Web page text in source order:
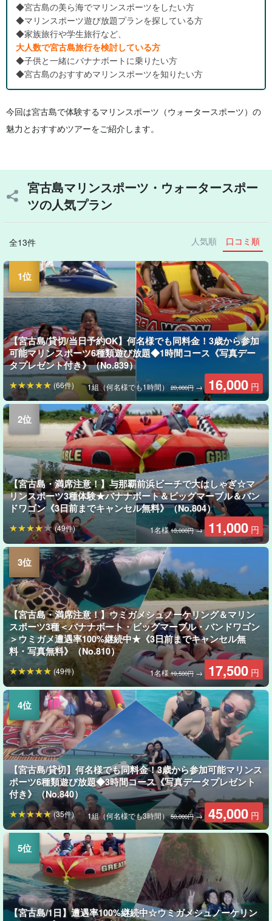
◆宮古島の美ら海でマリンスポーツをしたい方
◆マリンスポーツ遊び放題プランを探している方
◆家族旅行や学生旅行など、
大人数で宮古島旅行を検討している方
◆子供と一緒にバナナボートに乗りたい方
◆宮古島のおすすめマリンスポーツを知りたい方
今回は宮古島で体験するマリンスポーツ（ウォータースポーツ）の
魅力とおすすめツアーをご紹介します。
宮古島マリンスポーツ・ウォータースポー
ツの人気プラン
全13件 人気順 口コミ順
【宮古島/貸切/当日予約OK】何名様でも同料金！3歳から参加
可能マリンスポーツ6種類遊び放題◆1時間コース《写真デー
タプレゼント付き》（No.839）
1組（何名様でも1時間） 20,000円→ 16,000 円
(66件)
【宮古島・満席注意！】与那覇前浜ビーチで大はしゃぎ☆マ
リンスポーツ3種体験★バナナボート＆ビッグマーブル＆バン
ドワゴン《3日前までキャンセル無料》（No.804）
1名様13,000円→ 11,000 円
(49件)
【宮古島・満席注意！】ウミガメシュノーケリング＆マリン
スポーツ3種＜バナナボート・ビッグマーブル・バンドワゴン
＞ウミガメ遭遇率100%継続中★《3日前までキャンセル無
料・写真無料》（No.810）
1名様19,500円 → 17,500 円
(49件)
【宮古島/貸切】何名様でも同料金！3歳から参加可能マリンス
ポーツ6種類遊び放題◆3時間コース《写真データプレゼント
付き》（No.840）
1組（何名様でも3時間）50,000円→ 45,000 円
(35件)
【宮古島/1日】遭遇率100%継続中☆ウミガメシュノーケリン